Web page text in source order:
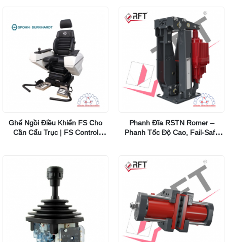
Ghế Ngồi Điều Khiển FS Cho
Cần Cẩu Trục | FS Control
Phanh Đĩa RSTN Romer –
Phanh Tốc Độ Cao, Fail-Safe